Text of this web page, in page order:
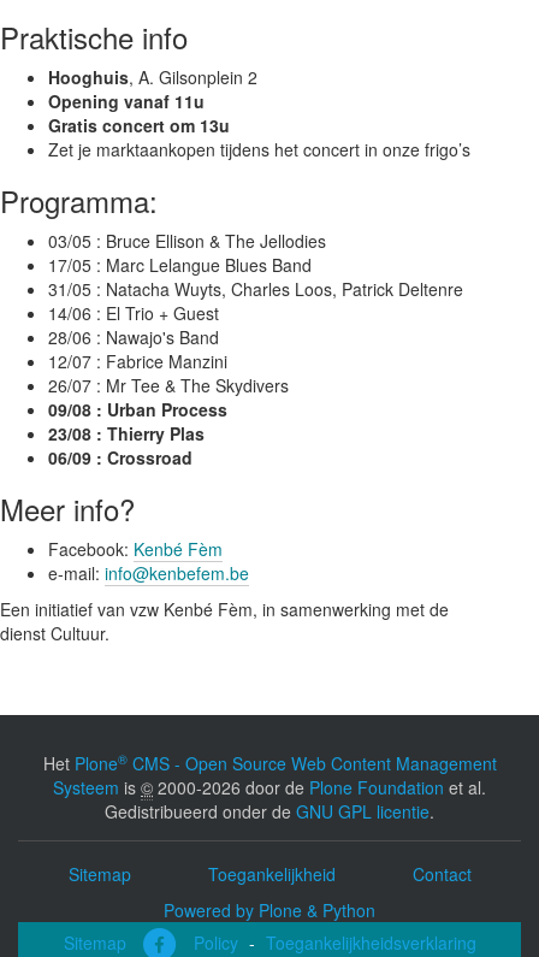
s
v
.
b
k
/
z
z
-
-
Praktische info
Hooghuis, A. Gilsonplein 2
Opening vanaf 11u
Gratis concert om 13u
Zet je marktaankopen tijdens het concert in onze frigo’s
Programma:
03/05 : Bruce Ellison & The Jellodies
17/05 : Marc Lelangue Blues Band
31/05 : Natacha Wuyts, Charles Loos, Patrick Deltenre
14/06 : El Trio + Guest
28/06 : Nawajo's Band
12/07 : Fabrice Manzini
26/07 : Mr Tee & The Skydivers
09/08 : Urban Process
23/08 : Thierry Plas
06/09 : Crossroad
Meer info?
Facebook: Kenbé Fèm
e-mail: info@kenbefem.be
Een initiatief van vzw Kenbé Fèm, in samenwerking met de
dienst Cultuur.
Het Plone®CMS - Open Source Web Content Management
Systeem is © 2000-2026 door de Plone Foundation et al.
Gedistribueerd onder de GNU GPL licentie.
Sitemap Toegankelijkheid
Contact
Powered by Plone & Python
Sitemap
Policy - Toegankelijkheidsverklaring